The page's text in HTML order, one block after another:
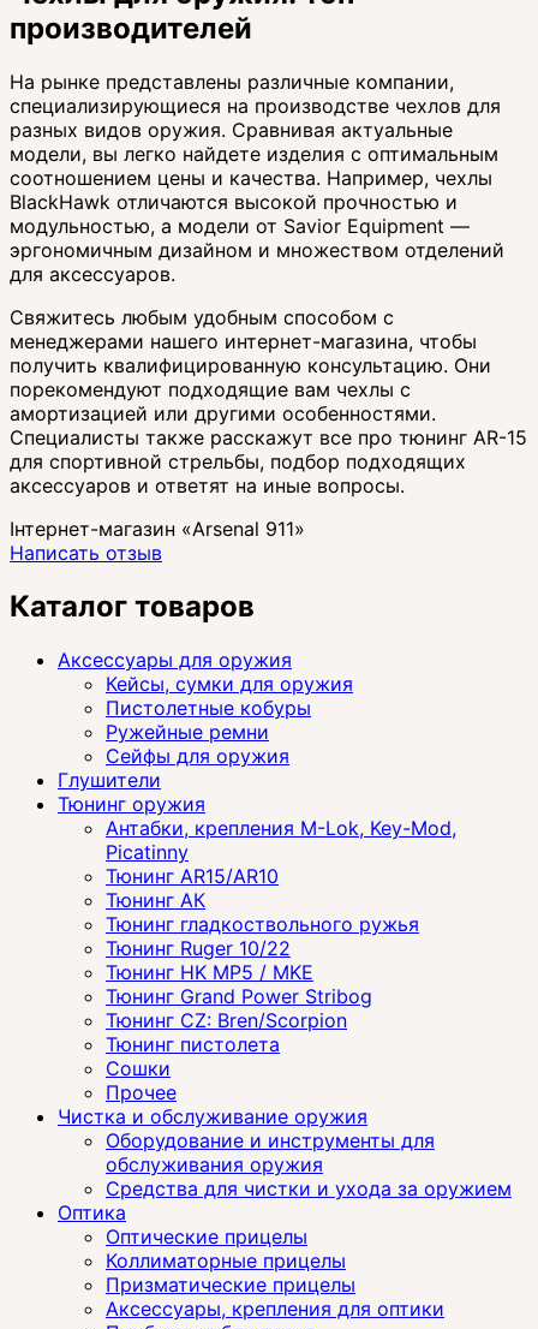
производителей
На рынке представлены различные компании,
специализирующиеся на производстве чехлов для
разных видов оружия. Сравнивая актуальные
модели, вы легко найдете изделия с оптимальным
соотношением цены и качества. Например, чехлы
BlackHawk отличаются высокой прочностью и
модульностью, а модели от Savior Equipment —
эргономичным дизайном и множеством отделений
для аксессуаров.
Свяжитесь любым удобным способом с
менеджерами нашего интернет-магазина, чтобы
получить квалифицированную консультацию. Они
порекомендуют подходящие вам чехлы с
амортизацией или другими особенностями.
Специалисты также расскажут все про тюнинг AR-15
для спортивной стрельбы, подбор подходящих
аксессуаров и ответят на иные вопросы.
Інтернет-магазин «Arsenal 911»
Написать отзыв
Каталог товаров
Аксессуары для оружия
Кейсы, сумки для оружия
Пистолетные кобуры
Ружейные ремни
Сейфы для оружия
Глушители
Тюнинг оружия
Антабки, крепления M-Lok, Key-Mod,
Picatinny
Тюнинг AR15/AR10
Тюнинг АК
Тюнинг гладкоствольного ружья
Тюнинг Ruger 10/22
Тюнинг HK MP5 / MKE
Тюнинг Grand Power Stribog
Тюнинг CZ: Bren/Scorpion
Тюнинг пистолета
Сошки
Прочее
Чистка и обслуживание оружия
Оборудование и инструменты для
обслуживания оружия
Средства для чистки и ухода за оружием
Оптика
Оптические прицелы
Коллиматорные прицелы
Призматические прицелы
Аксессуары, крепления для оптики